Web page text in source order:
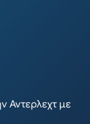
Αντερλεχτ με